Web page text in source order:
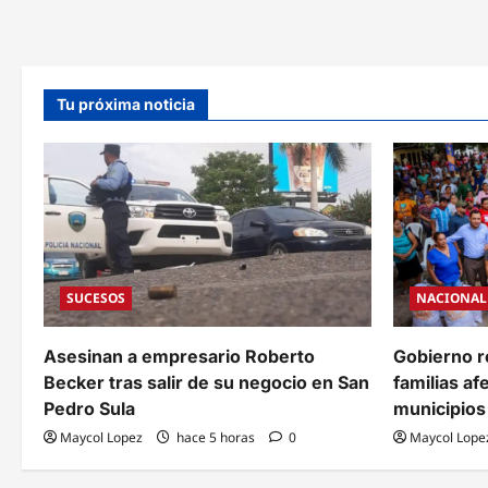
Tu próxima noticia
SUCESOS
Asesinan a empresario Roberto
Becker tras salir de su negocio en San
Pedro Sula
Maycol Lopez hace 5 horas 0
Gobierno
familias
Maycol